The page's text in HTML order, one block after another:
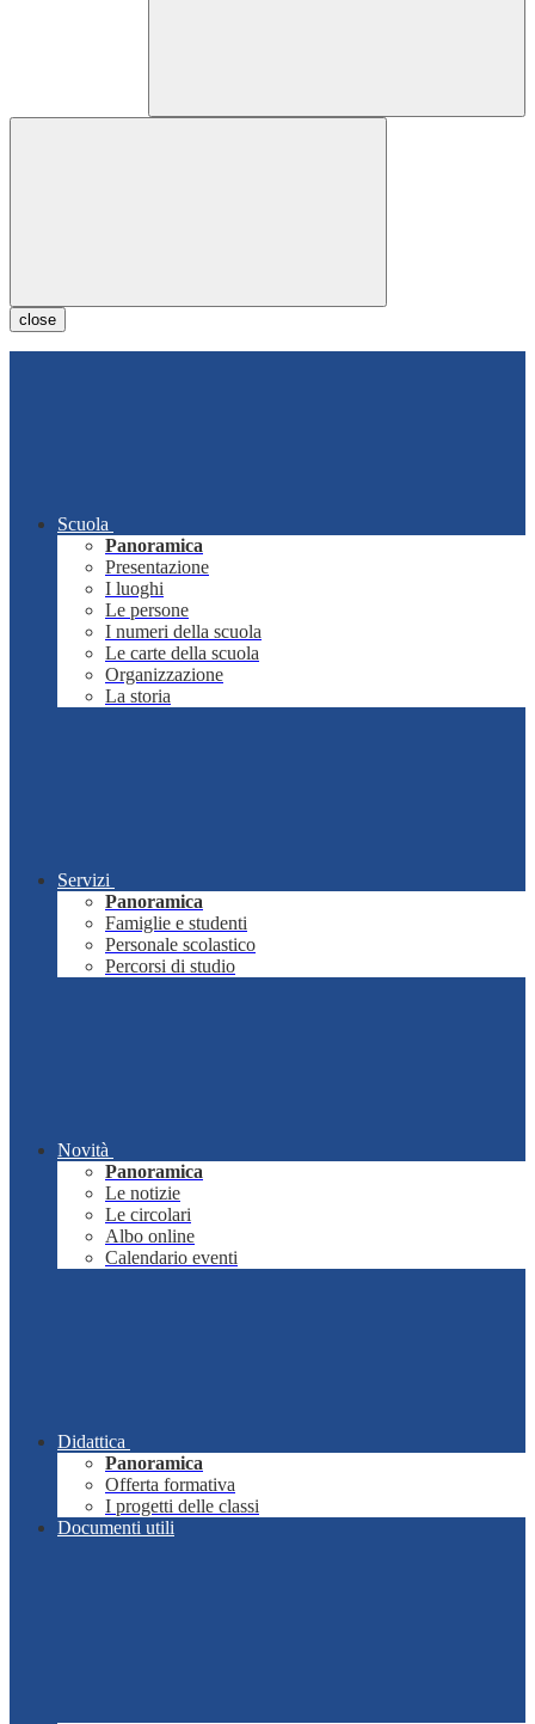
close
Scuola
Panoramica
Presentazione
I luoghi
Le persone
I numeri della scuola
Le carte della scuola
Organizzazione
La storia
Servizi
Panoramica
Famiglie e studenti
Personale scolastico
Percorsi di studio
Novità
Panoramica
Le notizie
Le circolari
Albo online
Calendario eventi
Didattica
Panoramica
Offerta formativa
I progetti delle classi
Documenti utili